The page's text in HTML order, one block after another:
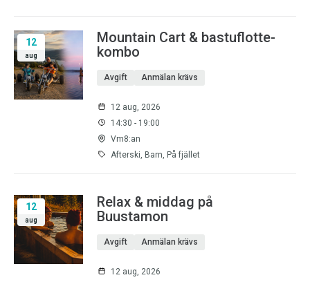
12
aug
Mountain Cart & bastuflotte-
kombo
Avgift Anmälan krävs
12 aug, 2026
14:30 - 19:00
Vm8:an
Afterski, Barn, På fjället
12
aug
Relax & middag på
Buustamon
Avgift Anmälan krävs
12 aug, 2026